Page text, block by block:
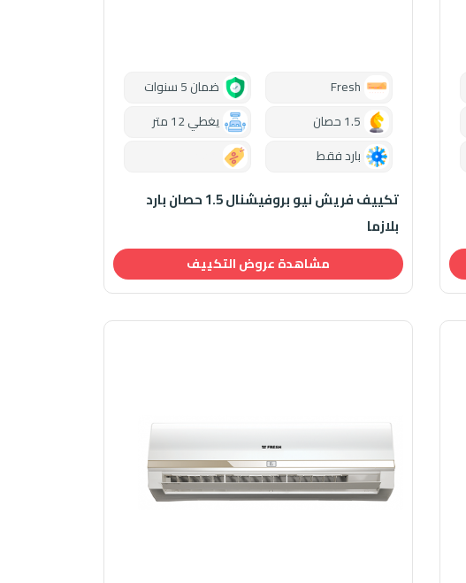
بارد فقط
ضمان 5 سنوات
يغطي 12 متر
تكييف فريش نيو بروفيشنال 1.5 حصان بارد
بلازما
مشاهدة عروض التكييف